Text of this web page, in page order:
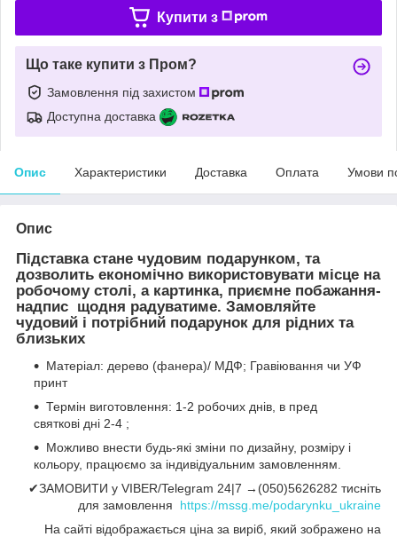
Купити з
Що таке купити з Пром?
Замовлення під захистом
Доступна доставка
Опис Характеристики Доставка Оплата Умови
Опис
Підставка стане чудовим подарунком, та
дозволить економічно використовувати місце на
робочому столі, а картинка, приємне побажання-
надпис щодня радуватиме. Замовляйте
чудовий і потрібний подарунок для рідних та
близьких
Матеріал: дерево (фанера)/ МДФ; Гравіювання чи УФ
принт
Термін виготовлення: 1-2 робочих днів, в пред
святкові дні 2-4 ;
Можливо внести будь-які зміни по дизайну, розміру і
кольору, працюємо за індивідуальним замовленням.
✔ЗАМОВИТИ у VIBER/Telegram 24|7 →(050)5626282 тисніть
для замовлення https://mssg.me/podarynku_ukraine
На сайті відображається ціна за виріб, який зображено на